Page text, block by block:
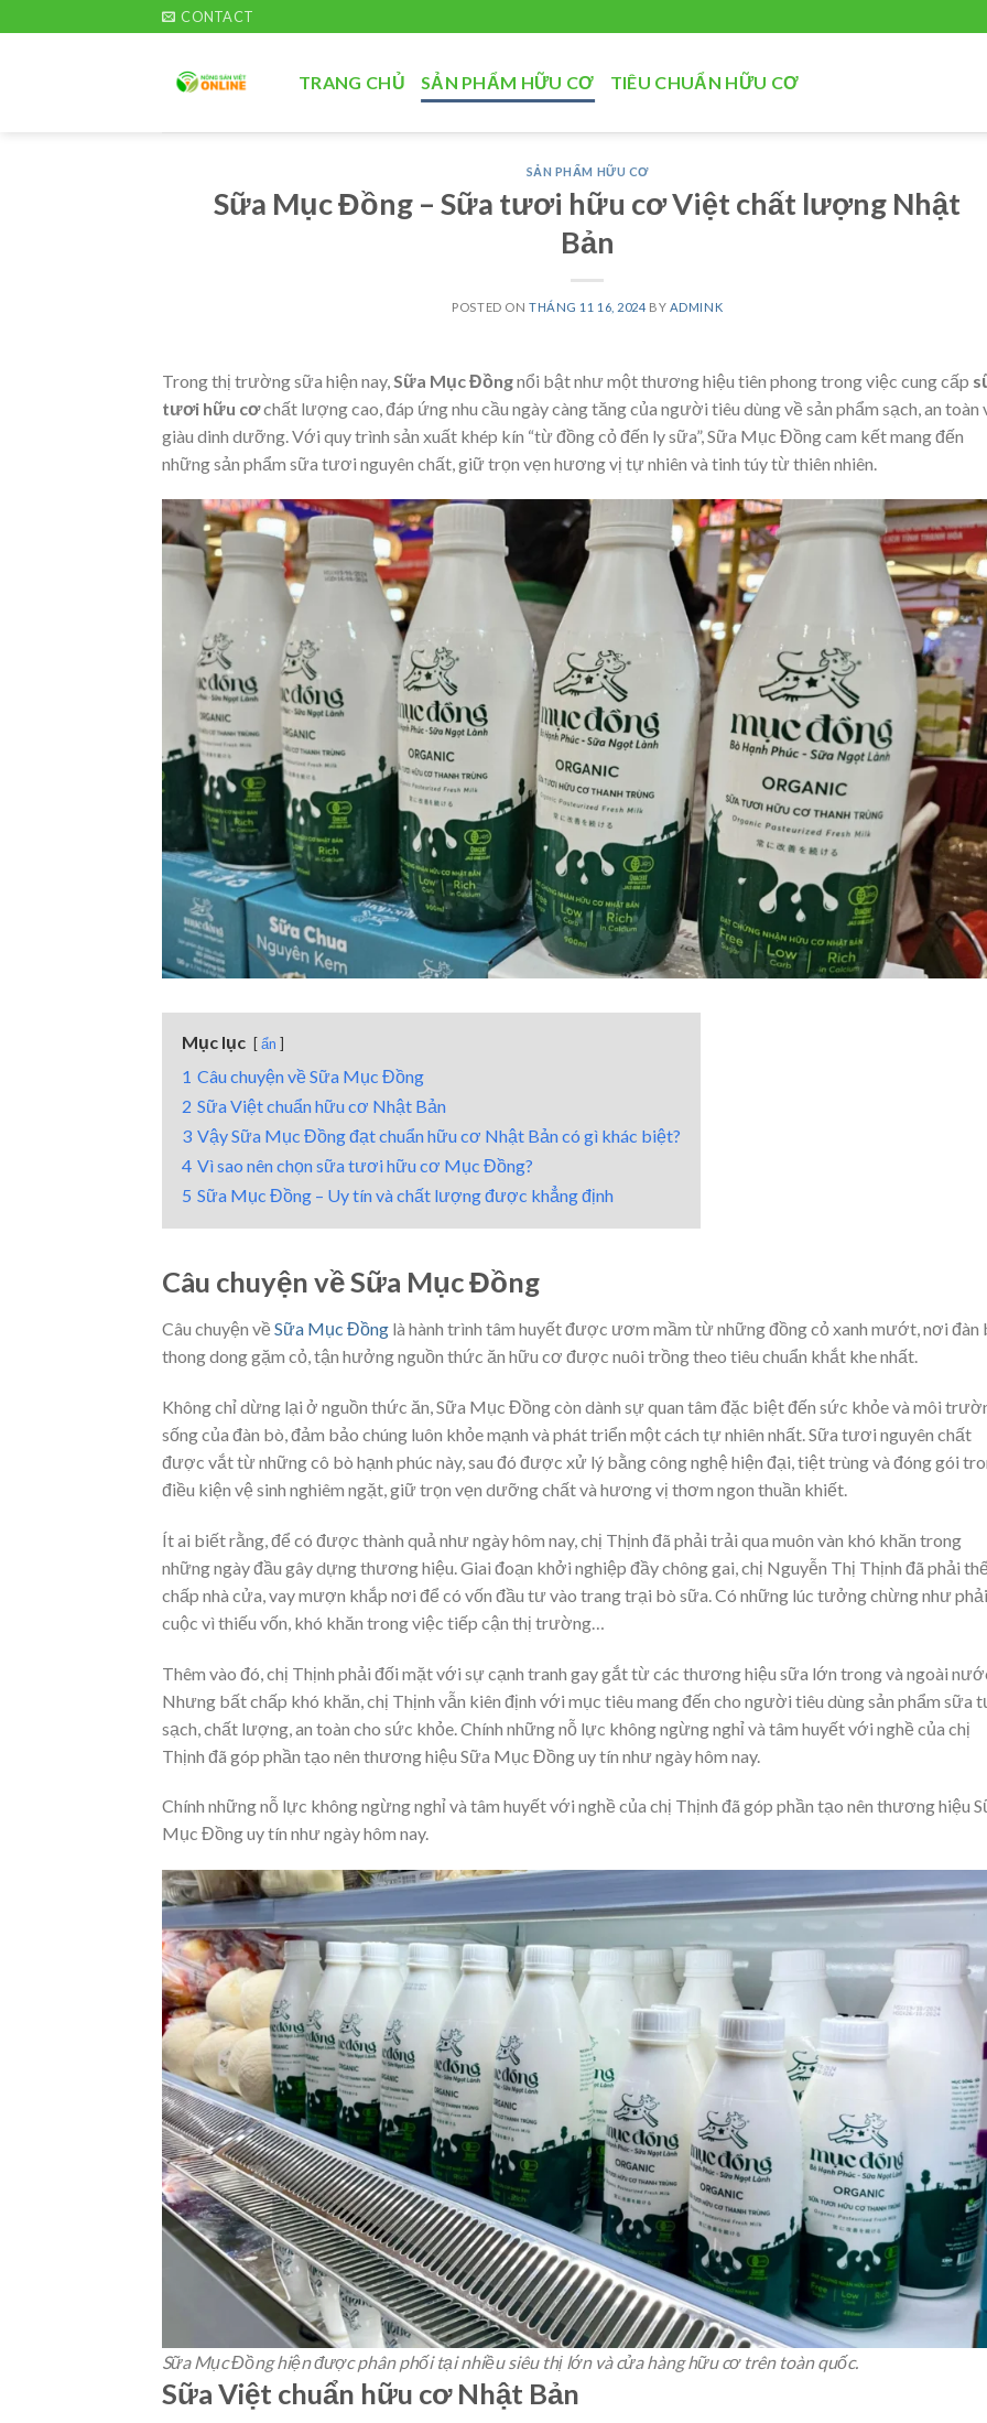
to
CONTACT
TRANG CHỦ SẢN PHẨM HỮU CƠ TIÊU CHUẨN HỮU CƠ
SẢN PHẨM HỮU CƠ
Sữa Mục Đồng – Sữa tươi hữu cơ Việt chất lượng Nhật
Bản
POSTED ON THÁNG 11 16, 2024 BY ADMINK
Trong thị trường sữa hiện nay, Sữa Mục Đồngnổi bật như một thương hiệu tiên phong trong việc cung cấp
tươi hữu cơchất lượng cao, đáp ứng nhu cầu ngày càng tăng của người tiêu dùng về sản phẩm sạch, an toàn
giàu dinh dưỡng. Với quy trình sản xuất khép kín “từ đồng cỏ đến ly sữa”, Sữa Mục Đồng cam kết mang đến
những sản phẩm sữa tươi nguyên chất, giữ trọn vẹn hương vị tự nhiên và tinh túy từ thiên nhiên.
Mục lục ẩn
1 Câu chuyện về Sữa Mục Đồng
2 Sữa Việt chuẩn hữu cơ Nhật Bản
3 Vậy Sữa Mục Đồng đạt chuẩn hữu cơ Nhật Bản có gì khác biệt?
4 Vì sao nên chọn sữa tươi hữu cơ Mục Đồng?
5 Sữa Mục Đồng – Uy tín và chất lượng được khẳng định
Câu chuyện về Sữa Mục Đồng
Câu chuyện về Sữa Mục Đồng là hành trình tâm huyết được ươm mầm từ những đồng cỏ xanh mướt, nơi đàn
thong dong gặm cỏ, tận hưởng nguồn thức ăn hữu cơ được nuôi trồng theo tiêu chuẩn khắt khe nhất.
Không chỉ dừng lại ở nguồn thức ăn, Sữa Mục Đồng còn dành sự quan tâm đặc biệt đến sức khỏe và môi
sống của đàn bò, đảm bảo chúng luôn khỏe mạnh và phát triển một cách tự nhiên nhất. Sữa tươi nguyên chất
được vắt từ những cô bò hạnh phúc này, sau đó được xử lý bằng công nghệ hiện đại, tiệt trùng và đóng gói
điều kiện vệ sinh nghiêm ngặt, giữ trọn vẹn dưỡng chất và hương vị thơm ngon thuần khiết.
Ít ai biết rằng, để có được thành quả như ngày hôm nay, chị Thịnh đã phải trải qua muôn vàn khó khăn trong
những ngày đầu gây dựng thương hiệu. Giai đoạn khởi nghiệp đầy chông gai, chị Nguyễn Thị Thịnh đã phải
chấp nhà cửa, vay mượn khắp nơi để có vốn đầu tư vào trang trại bò sữa. Có những lúc tưởng chừng như
cuộc vì thiếu vốn, khó khăn trong việc tiếp cận thị trường…
Thêm vào đó, chị Thịnh phải đối mặt với sự cạnh tranh gay gắt từ các thương hiệu sữa lớn trong và ngoài
Nhưng bất chấp khó khăn, chị Thịnh vẫn kiên định với mục tiêu mang đến cho người tiêu dùng sản phẩm sữa
sạch, chất lượng, an toàn cho sức khỏe. Chính những nỗ lực không ngừng nghỉ và tâm huyết với nghề của chị
Thịnh đã góp phần tạo nên thương hiệu Sữa Mục Đồng uy tín như ngày hôm nay.
Chính những nỗ lực không ngừng nghỉ và tâm huyết với nghề của chị Thịnh đã góp phần tạo nên thương hiệu
Mục Đồng uy tín như ngày hôm nay.
Sữa Mục Đồng hiện được phân phối tại nhiều siêu thị lớn và cửa hàng hữu cơ trên toàn quốc.
Sữa Việt chuẩn hữu cơ Nhật Bản